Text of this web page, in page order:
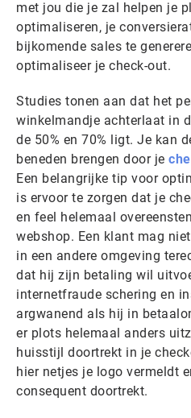
met jou die je zal helpen je
optimaliseren, je
bijkomende sales te
optimaliseer je check-out.
Studies tonen aan dat het
winkelmandje achterlaat in
de 50% en 70% ligt. Je kan
beneden brengen door je
Een belangrijke tip voor
is ervoor te zorgen dat je
en feel helemaal
webshop. Een klant mag
in een andere omgeving
dat hij zijn betaling wil
internetfraude schering en
argwanend als hij in
er plots helemaal anders
huisstijl doortrekt in je
hier netjes je logo vermeldt
consequent doortrekt.